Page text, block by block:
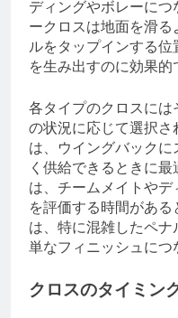
ディングやボレーに
ークロスは地面を滑
ルをタップインする
を生み出すのに効果的
各タイプのクロスに
の状況に応じて選択さ
は、ウイングバック
く供給できるときに
は、チームメイトや
を評価する時間があ
は、特に混雑したペ
単なフィニッシュにつ
クロスのタイミン